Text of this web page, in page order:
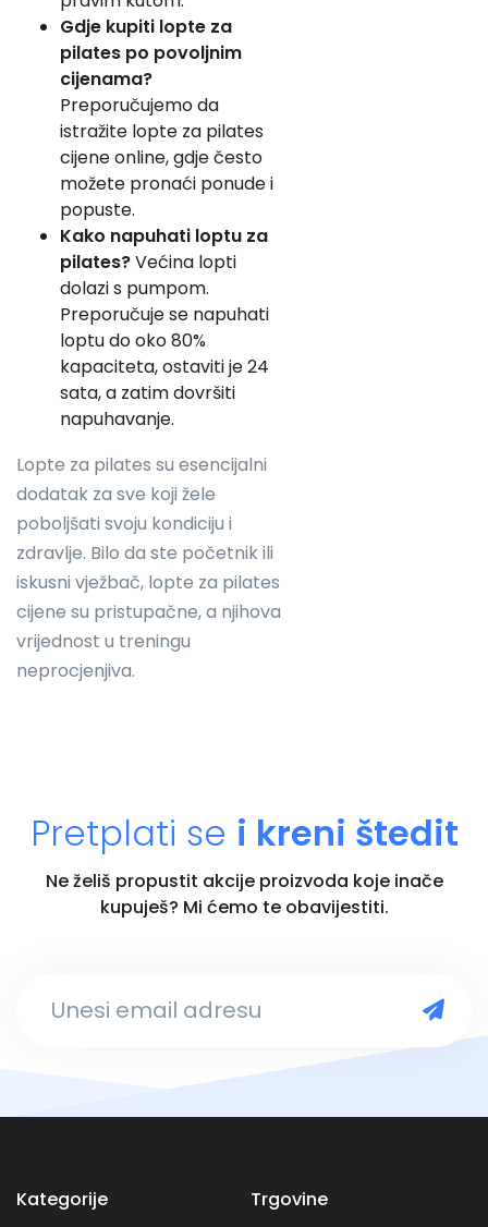
Gdje kupiti lopte za
pilates po povoljnim
cijenama?
Preporučujemo da
istražite lopte za pilates
cijene online, gdje često
možete pronaći ponude i
popuste.
Kako napuhati loptu za
pilates?Većina lopti
dolazi s pumpom.
Preporučuje se napuhati
loptu do oko 80%
kapaciteta, ostaviti je 24
sata, a zatim dovršiti
napuhavanje.
Lopte za pilates su esencijalni
dodatak za sve koji žele
poboljšati svoju kondiciju i
zdravlje. Bilo da ste početnik ili
iskusni vježbač, lopte za pilates
cijene su pristupačne, a njihova
vrijednost u treningu
neprocjenjiva.
Pretplati se i kreni štedit
Ne želiš propustit akcije proizvoda koje inače
kupuješ? Mi ćemo te obavijestiti.
Kategorije Trgovine